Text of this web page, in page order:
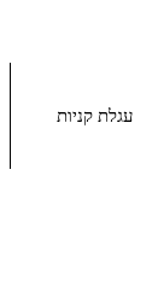
עגלת קניות